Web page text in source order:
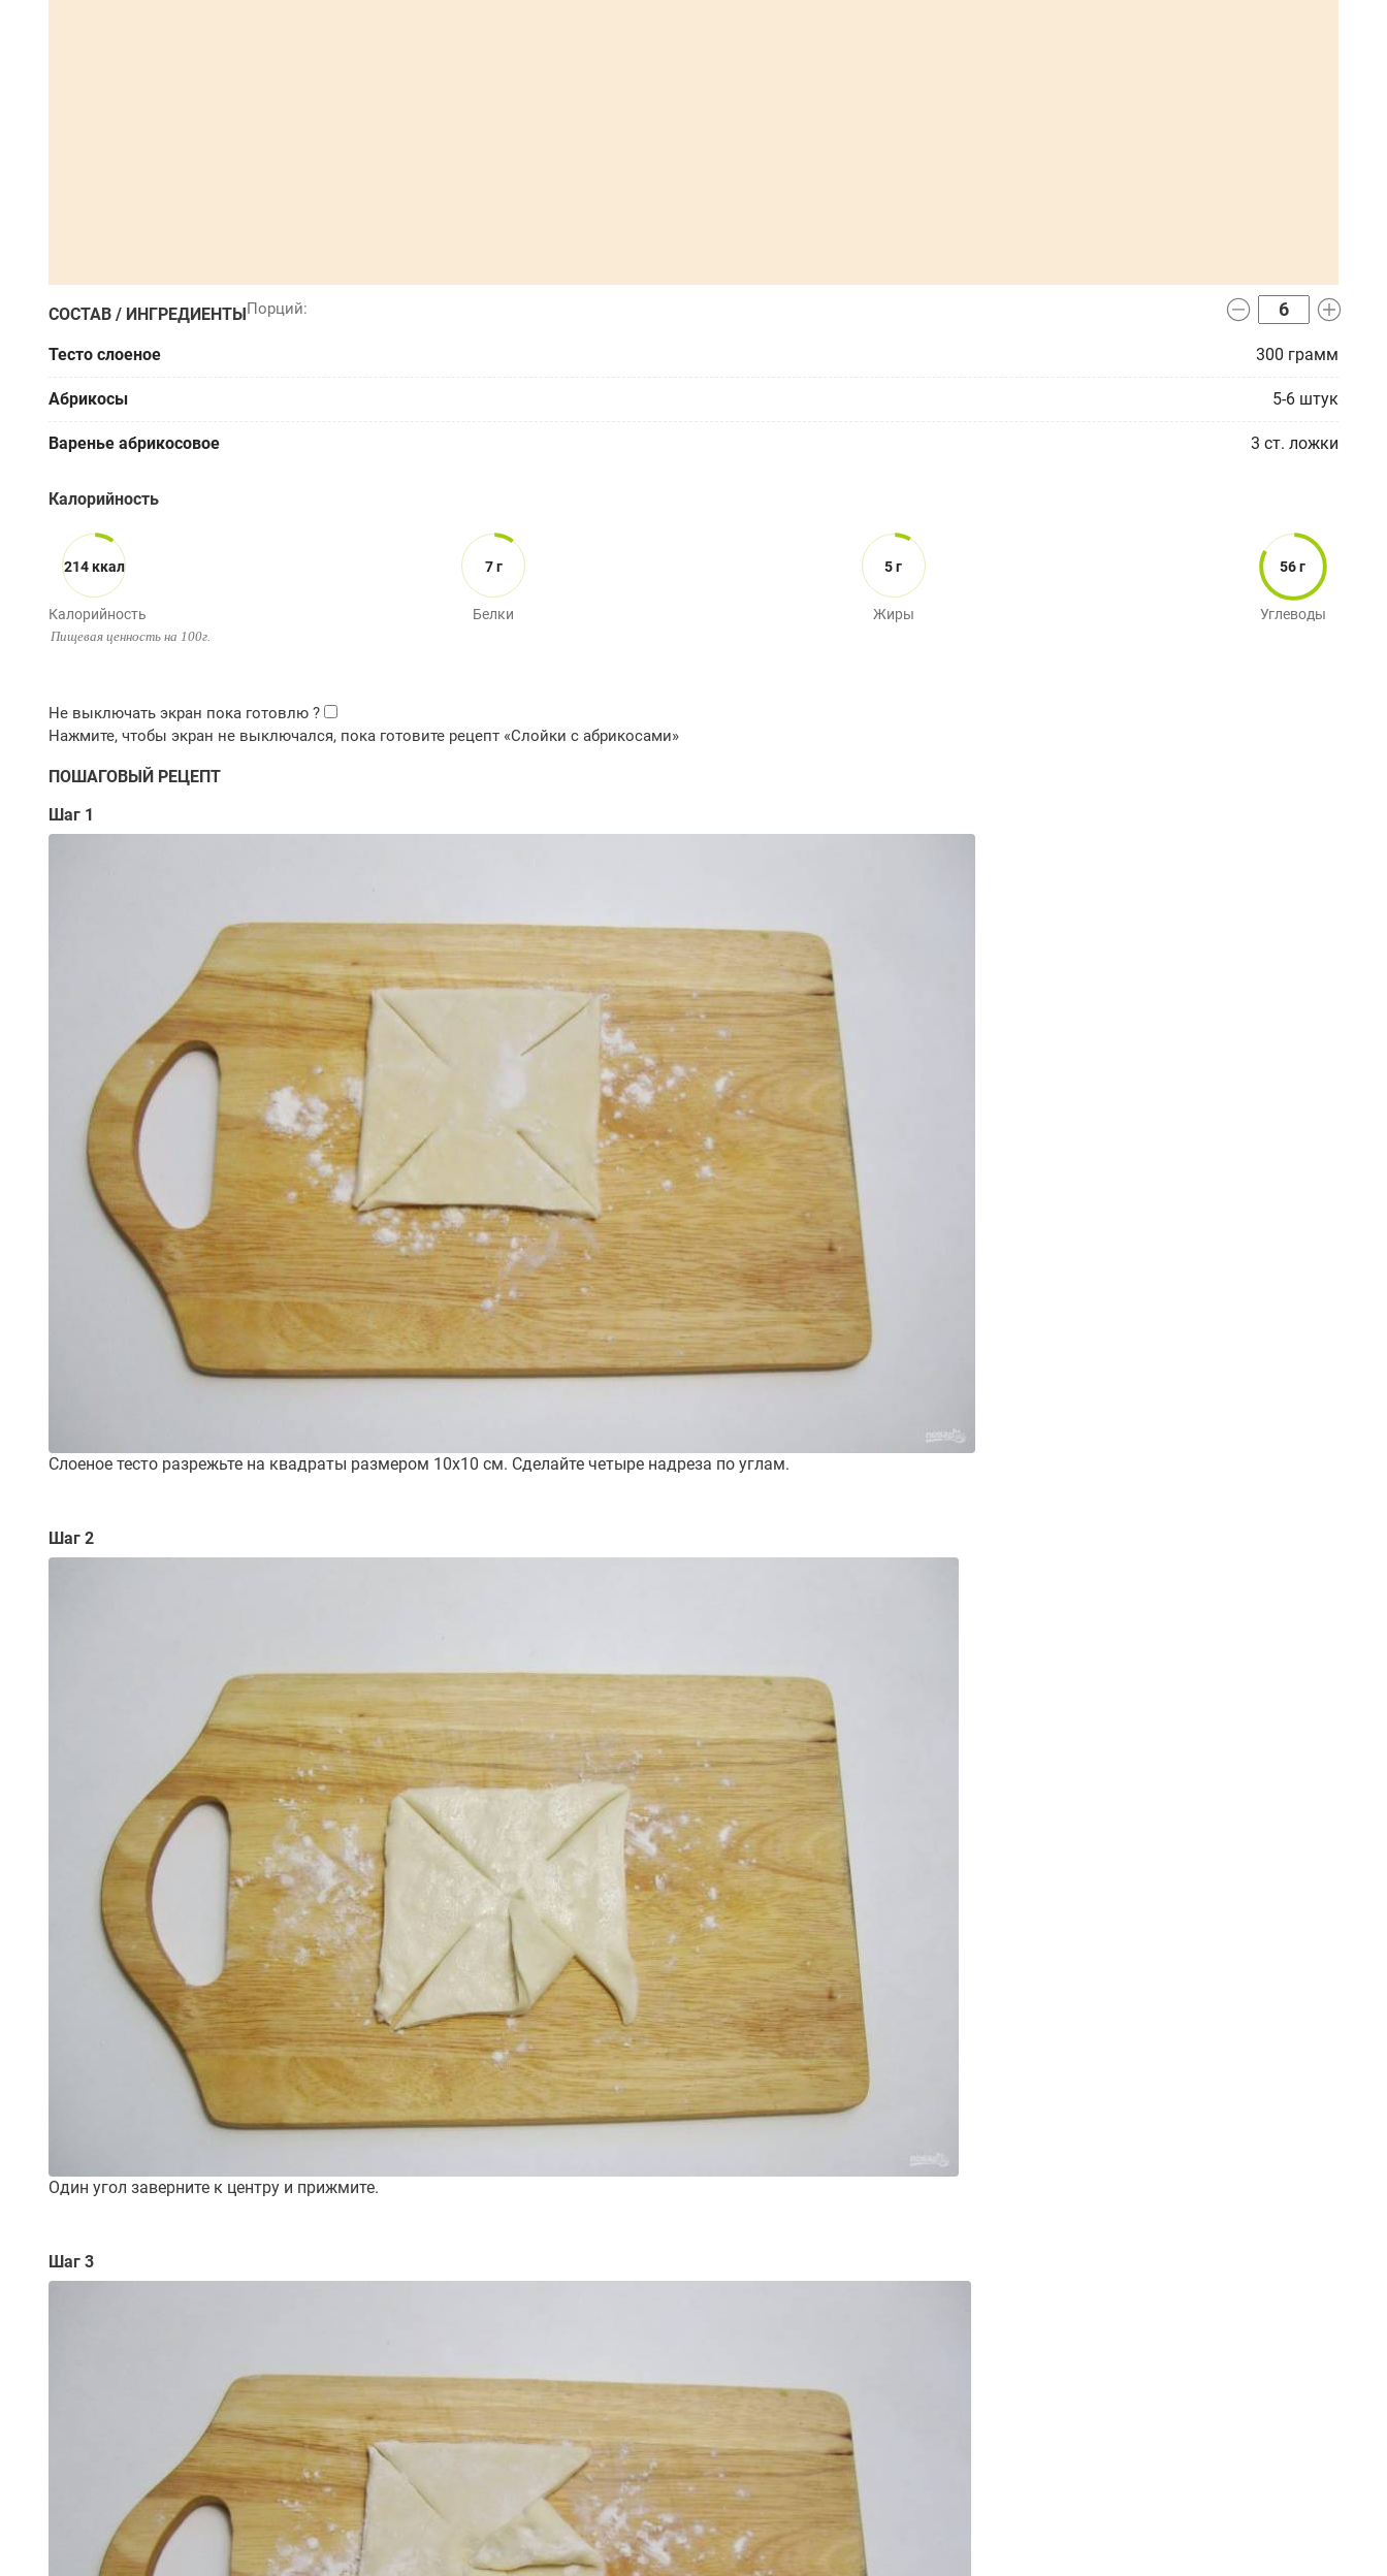
СОСТАВ / ИНГРЕДИЕНТЫ
Тесто слоеное 300 грамм
Абрикосы 5-6 штук
Варенье абрикосовое 3 ст. ложки
Калорийность
214 ккал
Калорийность
7 г
Белки
5 г
Жиры
56 г
Углеводы
Пищевая ценность на 100г.
ПОШАГОВЫЙ РЕЦЕПТ
Шаг 1
Слоеное тесто разрежьте на квадраты размером 10х10 см. Сделайте четыре надреза по углам.
Шаг 2
Один угол заверните к центру и прижмите.
Шаг 3